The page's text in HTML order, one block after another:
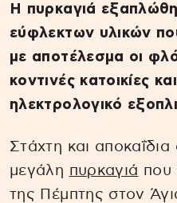
Η πυρκαγιά
εύφλεκτων υλικών
με αποτέλεσμα οι
κοντινές κατοικίες
ηλεκτρολογικό
Στάχτη και
μεγάλη πυρκαγιά που
της Πέμπτης στον